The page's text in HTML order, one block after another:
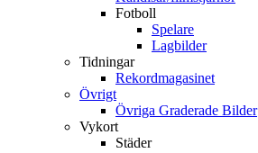
Fotboll
Spelare
Lagbilder
Tidningar
Rekordmagasinet
Övrigt
Övriga Graderade Bilder
Vykort
Städer